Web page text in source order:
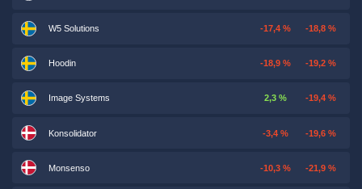
W5 Solutions -17,4 % -18,8 %
Hoodin -18,9 % -19,2 %
Image Systems 2,3 % -19,4 %
Konsolidator -3,4 % -19,6 %
Monsenso -10,3 % -21,9 %